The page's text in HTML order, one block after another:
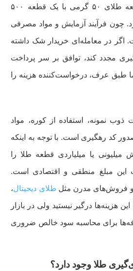
هزینه ری‌گیری یک قطعه طلای ۵۰ گرمی با یک قطعه ۵۰۰
چون فرآیند آزمایش و مواد مصرفی
اگر در معامله‌ای خریدار شک داشته
مجدد کند، توافق بر سر پرداخت
طبق عرف، درخواست‌کننده هزینه را
ذوب نمونه، استفاده از کوره، مواد
کد رهگیری است. با توجه به اینکه
میلیونی یا میلیاردی قطعه طلا را
این مبلغ منطقی و اقتصادی است.
و فروش‌های مدرن مثل طلای دیجیتال،
هزینه‌ها درگیر نیستید ولی در بازار
برای محاسبه سود خالص ضروری
طلا وجود دارد؟